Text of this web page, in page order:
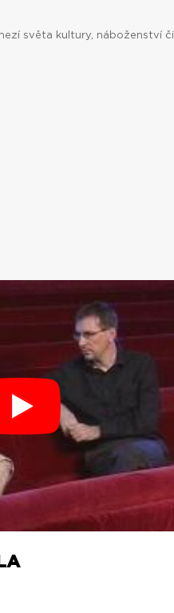
světa kultury, náboženství či